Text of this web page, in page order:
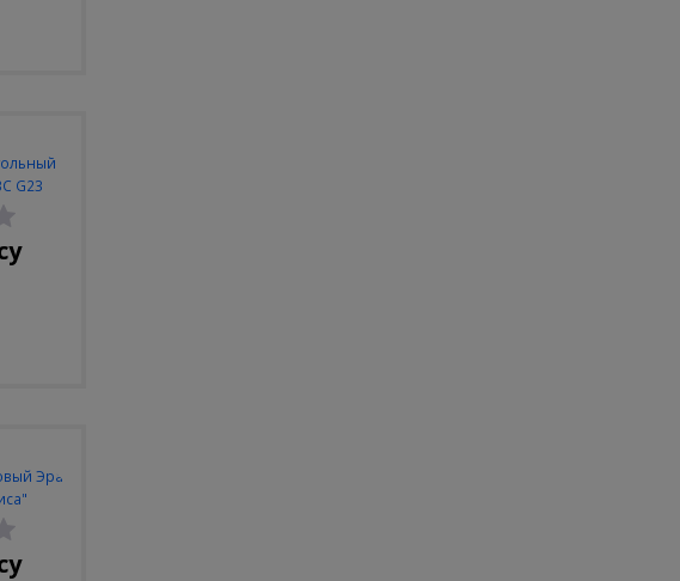
G23
Эра